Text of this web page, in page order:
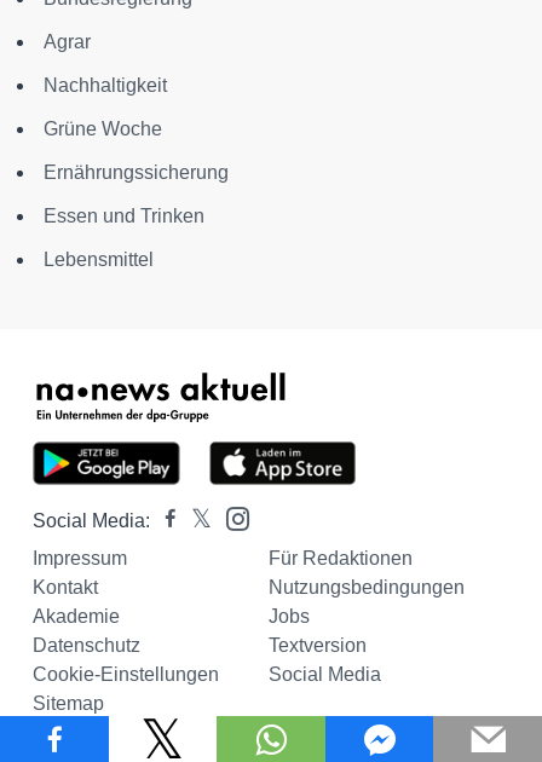
Agrar
Nachhaltigkeit
Grüne Woche
Ernährungssicherung
Essen und Trinken
Lebensmittel
Social Media:
Impressum
Für Redaktionen
Kontakt
Nutzungsbedingungen
Akademie
Jobs
Datenschutz
Textversion
Cookie-Einstellungen
Social Media
Sitemap